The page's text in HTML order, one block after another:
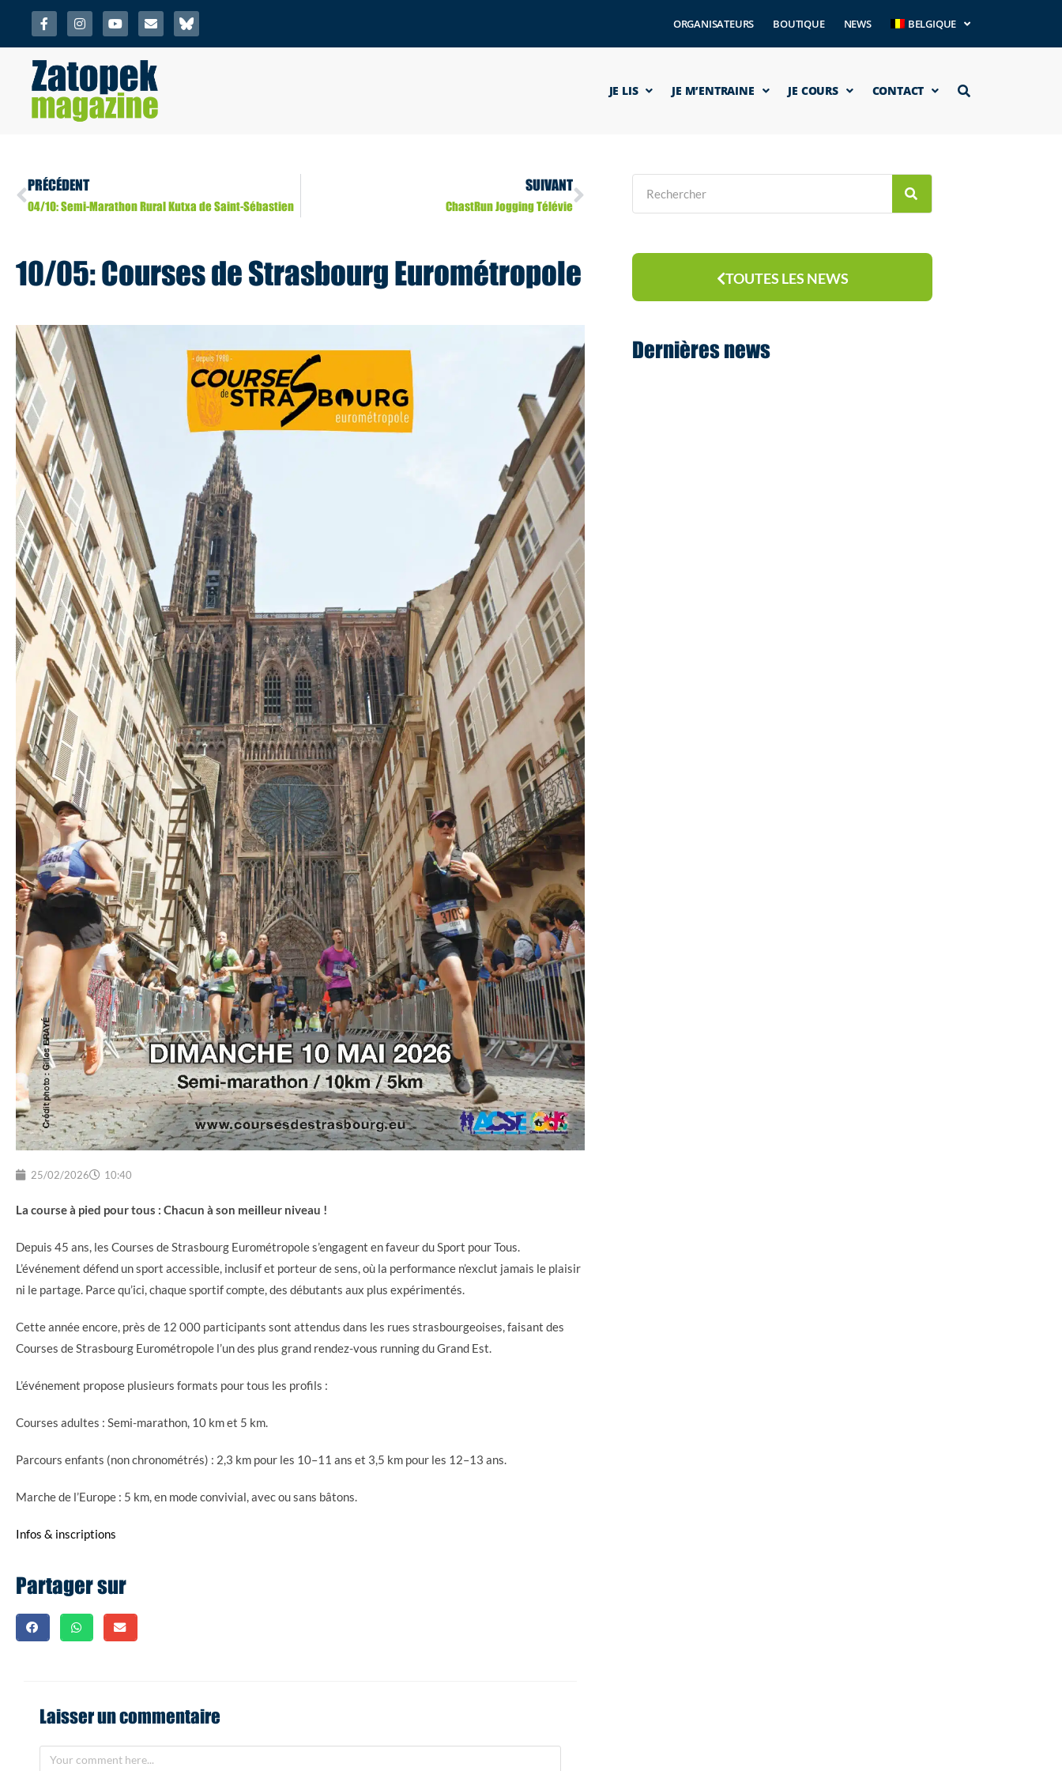
ORGANISATEURS BOUTIQUE NEWS BELGIQUE
JE LIS JE M’ENTRAINE JE COURS CONTACT
PRÉCÉDENT
04/10: Semi-Marathon Rural Kutxa de Saint-Sébastien
SUIVANT
ChastRun Jogging Télévie
10/05: Courses de Strasbourg Eurométropole
25/02/2026 10:40
La course à pied pour tous : Chacun à son meilleur niveau !
Depuis 45 ans, les Courses de Strasbourg Eurométropole s’engagent en faveur du Sport pour Tous.
L’événement défend un sport accessible, inclusif et porteur de sens, où la performance n’exclut jamais le plaisir
ni le partage. Parce qu’ici, chaque sportif compte, des débutants aux plus expérimentés.
Cette année encore, près de 12 000 participants sont attendus dans les rues strasbourgeoises, faisant des
Courses de Strasbourg Eurométropole l’un des plus grand rendez-vous running du Grand Est.
L’événement propose plusieurs formats pour tous les profils :
Courses adultes : Semi-marathon, 10 km et 5 km.
Parcours enfants (non chronométrés) : 2,3 km pour les 10–11 ans et 3,5 km pour les 12–13 ans.
Marche de l’Europe : 5 km, en mode convivial, avec ou sans bâtons.
Infos & inscriptions
Partager sur
Laisser un commentaire
TOUTES LES NEWS
Dernières news